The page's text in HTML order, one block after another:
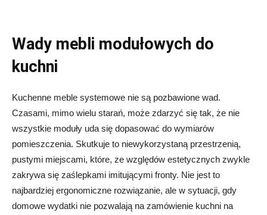
Wady mebli modułowych do
kuchni
Kuchenne meble systemowe nie są pozbawione wad.
Czasami, mimo wielu starań, może zdarzyć się tak, że nie
wszystkie moduły uda się dopasować do wymiarów
pomieszczenia. Skutkuje to niewykorzystaną przestrzenią,
pustymi miejscami, które, ze względów estetycznych zwykle
zakrywa się zaślepkami imitującymi fronty. Nie jest to
najbardziej ergonomiczne rozwiązanie, ale w sytuacji, gdy
domowe wydatki nie pozwalają na zamówienie kuchni na